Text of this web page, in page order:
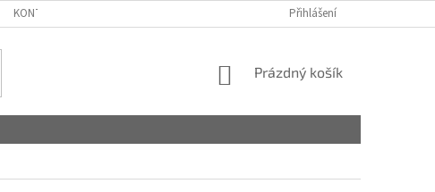
KONTAKTY PODMÍNKY OCHRANY OSOBNÍCH
Přihlášení
NÁKUPNÍ
Prázdný košík